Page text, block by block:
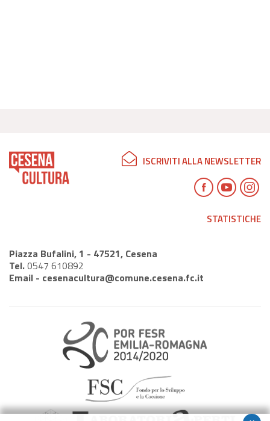
ISCRIVITI ALLA NEWSLETTER
STATISTICHE
Piazza Bufalini, 1 - 47521, Cesena
Tel.0547 610892
Email - cesenacultura@comune.cesena.fc.it